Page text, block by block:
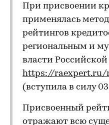
При присвоении
применялась
рейтингов
региональным и
власти
https://
(вступила в силу
Присвоенный
отражают всю